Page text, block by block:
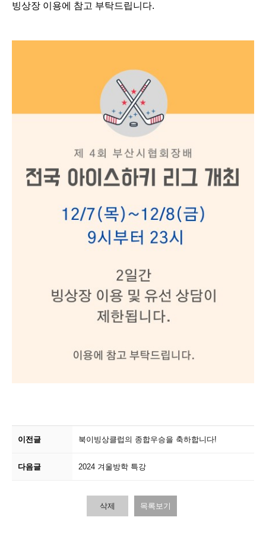
빙상장 이용에 참고 부탁드립니다.
이전글 북이빙상클럽의 종합우승을 축하합니다!
다음글 2024 겨울방학 특강
삭제 목록보기